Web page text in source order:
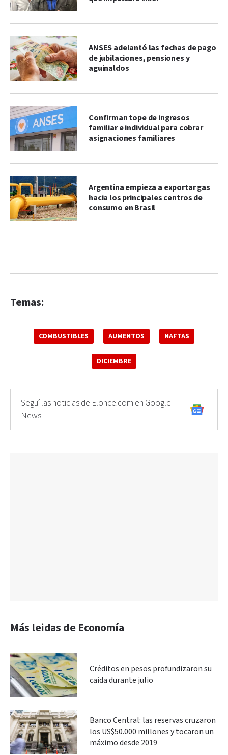
ANSES adelantó las fechas de pago
de jubilaciones, pensiones y
aguinaldos
Confirman tope de ingresos
familiar e individual para cobrar
asignaciones familiares
Argentina empieza a exportar gas
hacia los principales centros de
consumo en Brasil
Temas:
COMBUSTIBLES AUMENTOS NAFTAS
DICIEMBRE
Seguí las noticias de Elonce.com en Google
News
Más leidas de Economía
Créditos en pesos profundizaron su
caída durante julio
Banco Central: las reservas cruzaron
los US$50.000 millones y tocaron un
máximo desde 2019